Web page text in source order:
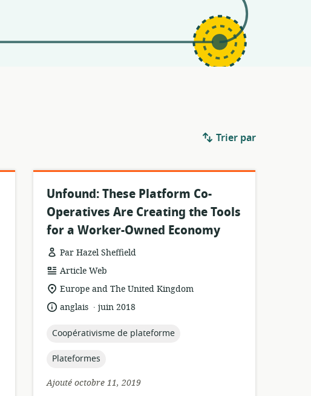
Trier par
Unfound: These Platform Co-
Operatives Are Creating the Tools
for a Worker-Owned Economy
Par Hazel Sheffield
Format
de
ressource:
Article Web
Lieu
pertinence:
Europe and The United Kingdom
langue:
anglais .
date
publication:
juin 2018
topic:
Coopérativisme de plateforme
topic:
Plateformes
Ajouté octobre 11, 2019